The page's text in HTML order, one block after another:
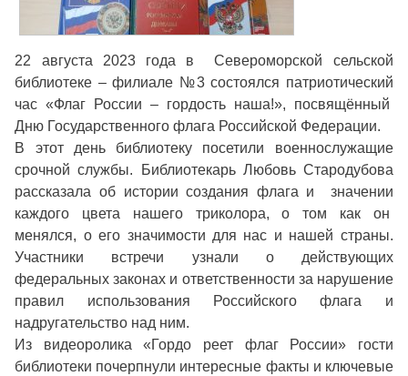
22 августа 2023 года в Североморской сельской
библиотеке – филиале №3 состоялся патриотический
час «Флаг России – гордость наша!», посвящённый
Дню Государственного флага Российской Федерации.
В этот день библиотеку посетили военнослужащие
срочной службы. Библиотекарь Любовь Стародубова
рассказала об истории создания флага и значении
каждого цвета нашего триколора, о том как он
менялся, о его значимости для нас и нашей страны.
Участники встречи узнали о действующих
федеральных законах и ответственности за нарушение
правил использования Российского флага и
надругательство над ним.
Из видеоролика «Гордо реет флаг России» гости
библиотеки почерпнули интересные факты и ключевые